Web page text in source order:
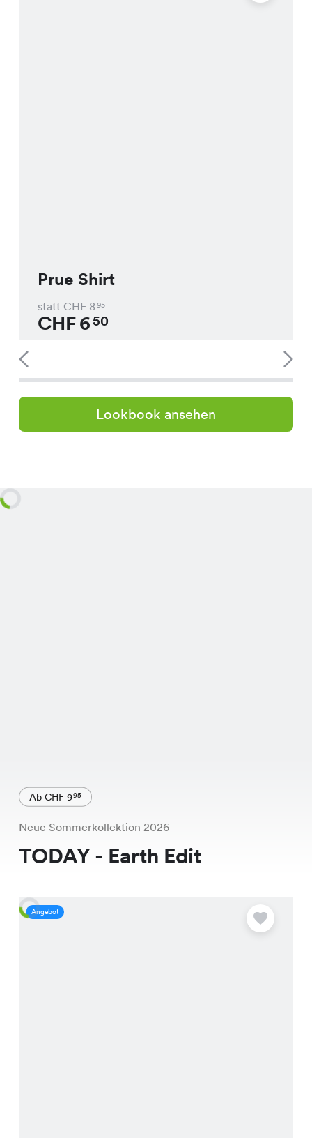
Prue Shirt
statt CHF 895
CHF650
Lookbook ansehen
Ab CHF 995
Neue Sommerkollektion 2026
TODAY - Earth Edit
Angebot